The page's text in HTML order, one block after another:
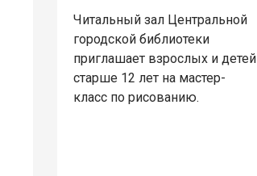
Читальный зал Центральной
городской библиотеки
приглашает взрослых и детей
старше 12 лет на мастер-
класс по рисованию.